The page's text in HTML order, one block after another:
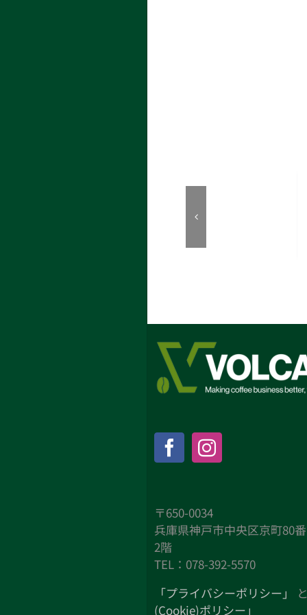
〒650-0034
兵庫県神戸市中央区京町80
2階
TEL：078-392-5570
「プライバシーポリシー」
(Cookie)ポリシー」